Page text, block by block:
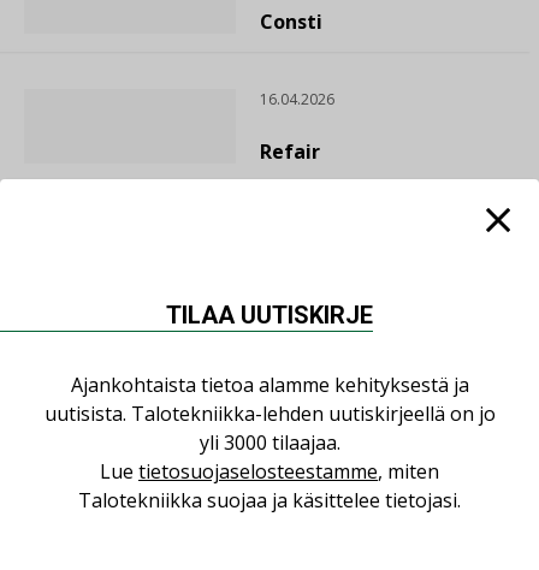
Consti
16.04.2026
Refair
TILAA UUTISKIRJE
Ajankohtaista tietoa alamme kehityksestä ja
uutisista. Talotekniikka-lehden uutiskirjeellä on jo
yli 3000 tilaajaa.
Lue tietosuojaselosteestamme, miten
Talotekniikka suojaa ja käsittelee tietojasi.